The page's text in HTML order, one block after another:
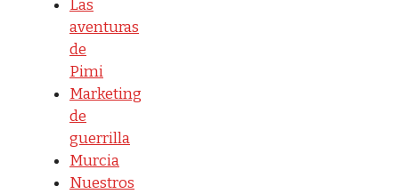
Las
aventuras
de
Pimi
Marketing
de
guerrilla
Murcia
Nuestros